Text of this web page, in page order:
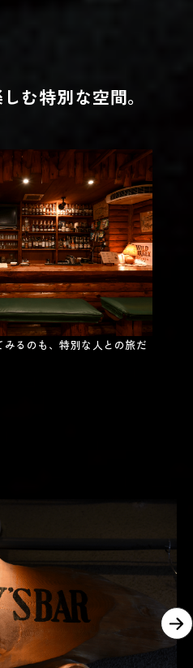
ABO
2(Google map
)
む特別な空間。
るのも、特別な人との旅だ